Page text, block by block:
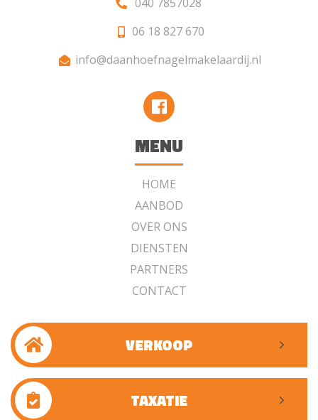
06 18 827 670
info@daanhoefnagelmakelaardij.nl
MENU
HOME
AANBOD
OVER ONS
DIENSTEN
PARTNERS
CONTACT
VERKOOP
TAXATIE